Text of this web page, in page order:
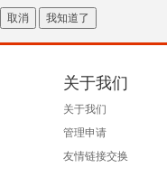
取消 我知道了
关于我们
关于我们
管理申请
友情链接交换